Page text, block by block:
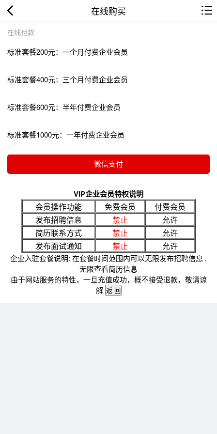
在线购买
在线付款
标准套餐200元：一个月付费企业会员
标准套餐400元：三个月付费企业会员
标准套餐600元：半年付费企业会员
标准套餐1000元：一年付费企业会员
VIP企业会员特权说明
会员操作功能 免费会员
付费会员
发布招聘信息
禁止
允许
简历联系方式
禁止
允许
发布面试通知
禁止 允许
企业入驻套餐说明: 在套餐时间范围内可以无限发布招聘信息 ,
无限查看简历信息
由于网站服务的特性，一旦充值成功，概不接受退款，敬请谅
解